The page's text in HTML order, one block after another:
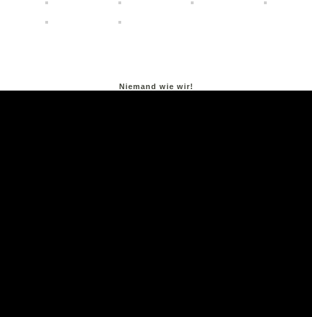
Niemand wie wir!